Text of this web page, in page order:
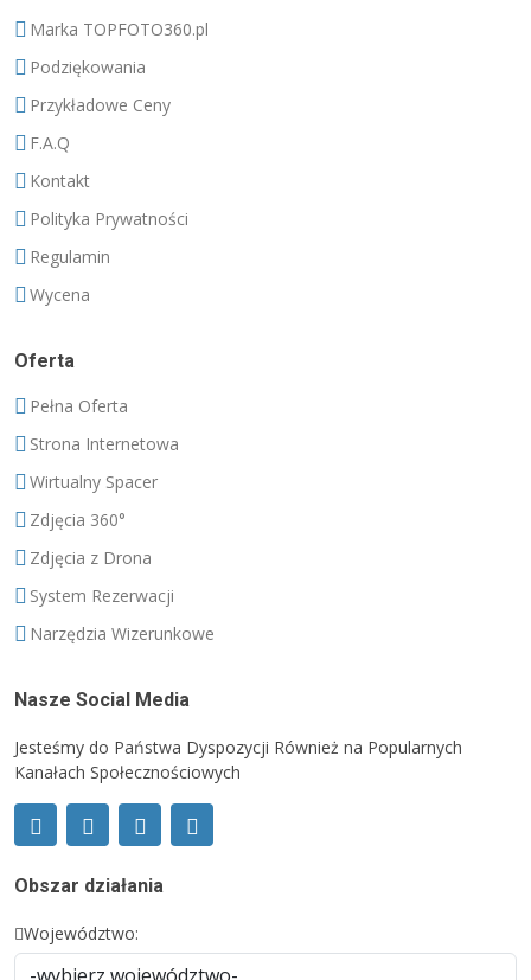
Marka TOPFOTO360.pl
Podziękowania
Przykładowe Ceny
F.A.Q
Kontakt
Polityka Prywatności
Regulamin
Wycena
Oferta
Pełna Oferta
Strona Internetowa
Wirtualny Spacer
Zdjęcia 360°
Zdjęcia z Drona
System Rezerwacji
Narzędzia Wizerunkowe
Nasze Social Media
Jesteśmy do Państwa Dyspozycji Również na Popularnych
Kanałach Społecznościowych
Obszar działania
Województwo: